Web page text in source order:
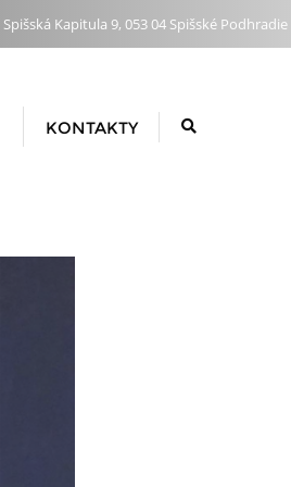
Spišská Kapitula 9, 053 04 Spišské Podhradie
KONTAKTY